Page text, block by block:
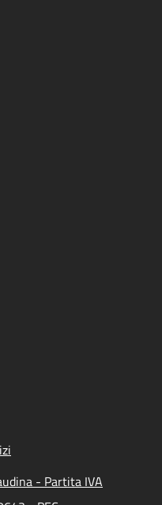
- Partita IVA